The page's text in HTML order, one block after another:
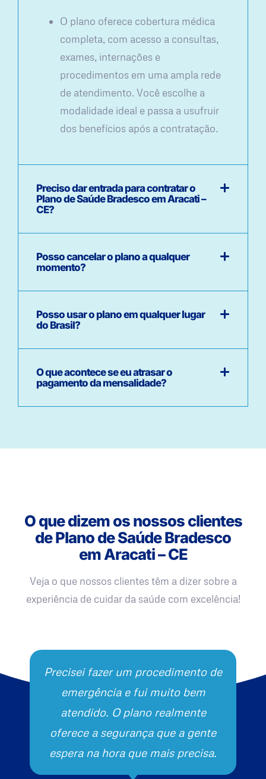
O plano oferece cobertura médica
completa, com acesso a consultas,
exames, internações e
procedimentos em uma ampla rede
de atendimento. Você escolhe a
modalidade ideal e passa a usufruir
dos benefícios após a contratação.
Preciso dar entrada para contratar o
Plano de Saúde Bradesco em Aracati –
CE?
Posso cancelar o plano a qualquer
momento?
Posso usar o plano em qualquer lugar
do Brasil?
O que acontece se eu atrasar o
pagamento da mensalidade?
O que dizem os nossos clientes
de Plano de Saúde Bradesco
em Aracati – CE
Veja o que nossos clientes têm a dizer sobre a
experiência de cuidar da saúde com excelência!
Precisei fazer um procedimento de
emergência e fui muito bem
atendido. O plano realmente
oferece a segurança que a gente
espera na hora que mais precisa.